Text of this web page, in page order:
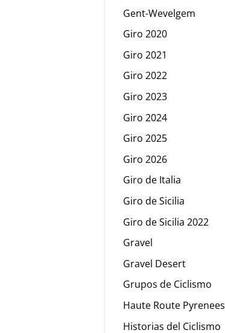
Gent-Wevelgem
Giro 2020
Giro 2021
Giro 2022
Giro 2023
Giro 2024
Giro 2025
Giro 2026
Giro de Italia
Giro de Sicilia
Giro de Sicilia 2022
Gravel
Gravel Desert
Grupos de Ciclismo
Haute Route Pyrenees
Historias del Ciclismo